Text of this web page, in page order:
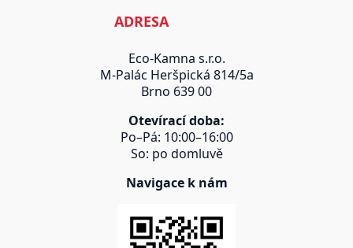
ADRESA
Eco-Kamna s.r.o.
M-Palác Heršpická 814/5a
Brno 639 00
Otevírací doba:
Po–Pá: 10:00–16:00
So: po domluvě
Navigace k nám